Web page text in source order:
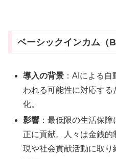
ベーシックインカム（BI
導入の背景 ：AIによる
われる可能性に対応す
化。
影響 ：最低限の生活保
正に貢献。人々は金銭
現や社会貢献活動に取り